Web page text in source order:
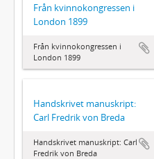
Från kvinnokongressen i
London 1899
Från kvinnokongressen i
London 1899
Handskrivet manuskript:
Carl Fredrik von Breda
Handskrivet manuskript: Carl
Fredrik von Breda